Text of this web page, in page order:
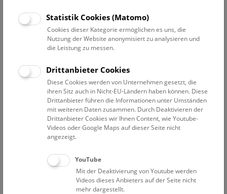
Datum auswählen
Erweiterte Suche
Filter zurücksetzen
1. April 2021
Bisher keine Ergebnisse. Dienstags ist das NHM Wien
in der Regel geschlossen. Ausnahmen finden sie
Statistik Cookies (Matomo)
Cookies dieser Kategorie ermöglichen es uns, die
Nutzung der Website anonymisiert zu analysieren und
die Leistung zu messen.
Drittanbieter Cookies
Diese Cookies werden von Unternehmen gesetzt, die
ihren Sitz auch in Nicht-EU-Ländern haben können. Diese
Drittanbieter führen die Informationen unter Umständen
mit weiteren Daten zusammen. Durch Deaktivieren der
Drittanbieter Cookies wir Ihnen Content, wie Youtube-
Videos oder Google Maps auf dieser Seite nicht
angezeigt.
YouTube
Mit der Deaktivierung von Youtube werden
Videos dieses Anbieters auf der Seite nicht
mehr dargestellt.